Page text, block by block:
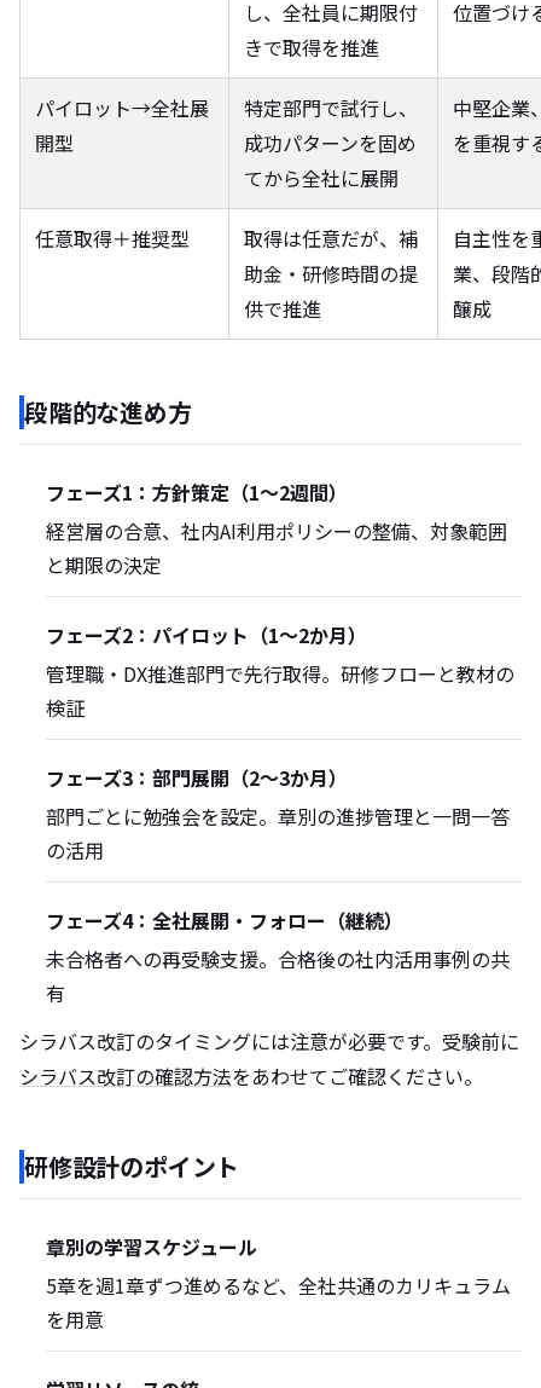
し、全社員に期限付
きで取得を推進
位置づけ
パイロット→全社展
開型
特定部門で試行し、
成功パターンを固め
てから全社に展開
中堅企業
を重視す
任意取得＋推奨型
取得は任意だが、補
助金・研修時間の提
供で推進
自主性を
業、段階
醸成
段階的な進め方
フェーズ1：方針策定（1〜2週間）
経営層の合意、社内AI利用ポリシーの整備、対象範囲
と期限の決定
フェーズ2：パイロット（1〜2か月）
管理職・DX推進部門で先行取得。研修フローと教材の
検証
フェーズ3：部門展開（2〜3か月）
部門ごとに勉強会を設定。章別の進捗管理と一問一答
の活用
フェーズ4：全社展開・フォロー（継続）
未合格者への再受験支援。合格後の社内活用事例の共
有
シラバス改訂のタイミングには注意が必要です。受験前に
シラバス改訂の確認方法をあわせてご確認ください。
研修設計のポイント
章別の学習スケジュール
5章を週1章ずつ進めるなど、全社共通のカリキュラム
を用意